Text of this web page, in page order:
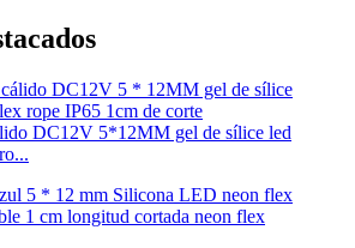
DC12V 5*12MM gel de sílice led